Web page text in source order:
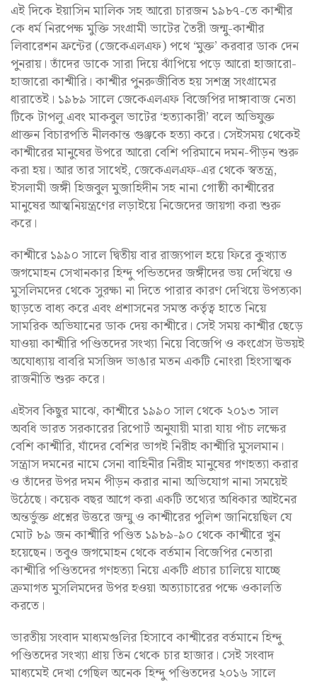
এই দিকে ইয়াসিন মালিক সহ আরো চারজন ১৯৮৭-তে কাশ্মীর
কে ধর্ম নিরপেক্ষ মুক্তি সংগ্রামী ভাটের তৈরী জন্মু-কাশ্মীর
লিবারেশন ফ্রন্টের (জেকেএলএফ) পথে ‘মুক্ত’ করবার ডাক দেন
পুনরায়। তাঁদের ডাকে সারা দিয়ে ঝাঁপিয়ে পড়ে আরো হাজারো-
হাজারো কাশ্মীরি। কাশ্মীর পুনরুজীবিত হয় সশস্ত্র সংগ্রামের
ধারাতেই। ১৯৮৯ সালে জেকেএলএফ বিজেপির দাঙ্গাবাজ নেতা
টিকে টাপলু এবং মাকবুল ভাটের ‘হত্যাকারী’ বলে অভিযুক্ত
প্রাক্তন বিচারপতি নীলকান্ত গুঞ্জকে হত্যা করে। সেইসময় থেকেই
কাশ্মীরের মানুষের উপরে আরো বেশি পরিমানে দমন-পীড়ন শুরু
করা হয়। আর তার সাথেই, জেকেএলএফ-এর থেকে স্বতন্ত্র,
ইসলামী জঙ্গী হিজবুল মুজাহিদীন সহ নানা গোষ্ঠী কাশ্মীরের
মানুষের আত্মনিয়ন্ত্রণের লড়াইয়ে নিজেদের জায়গা করা শুরু
করে।
কাশ্মীরে ১৯৯০ সালে দ্বিতীয় বার রাজ্যপাল হয়ে ফিরে কুখ্যাত
জগমোহন সেখানকার হিন্দু পন্ডিতদের জঙ্গীদের ভয় দেখিয়ে ও
মুসলিমদের থেকে সুরক্ষা না দিতে পারার কারণ দেখিয়ে উপত্যকা
ছাড়তে বাধ্য করে এবং প্রশাসনের সমস্ত কর্তৃত্ব হাতে নিয়ে
সামরিক অভিযানের ডাক দেয় কাশ্মীরে। সেই সময় কাশ্মীর ছেড়ে
যাওয়া কাশ্মীরি পণ্ডিতদের সংখ্যা নিয়ে বিজেপি ও কংগ্রেস উভয়ই
অযোধ্যায় বাবরি মসজিদ ভাঙার মতন একটি নোংরা হিংসাত্মক
রাজনীতি শুরু করে।
এইসব কিছুর মাঝে, কাশ্মীরে ১৯৯০ সাল থেকে ২০১৩ সাল
অবধি ভারত সরকারের রিপোর্ট অনুযায়ী মারা যায় পাঁচ লক্ষের
বেশি কাশ্মীরি, যাঁদের বেশির ভাগই নিরীহ কাশ্মীরি মুসলমান।
সন্ত্রাস দমনের নামে সেনা বাহিনীর নিরীহ মানুষের গণহত্যা করার
ও তাঁদের উপর দমন পীড়ন করার নানা অভিযোগ নানা সময়েই
উঠেছে। কয়েক বছর আগে করা একটি তথ্যের অধিকার আইনের
অন্তর্ভুক্ত প্রশ্নের উত্তরে জম্মু ও কাশ্মীরের পুলিশ জানিয়েছিল যে
মোট ৮৯ জন কাশ্মীরি পণ্ডিত ১৯৮৯-৯০ থেকে কাশ্মীরে খুন
হয়েছেন। তবুও জগমোহন থেকে বর্তমান বিজেপির নেতারা
কাশ্মীরি পণ্ডিতদের গণহত্যা নিয়ে একটি প্রচার চালিয়ে যাচ্ছে
ক্রমাগত মুসলিমদের উপর হওয়া অত্যাচারের পক্ষে ওকালতি
করতে।
ভারতীয় সংবাদ মাধ্যমগুলির হিসাবে কাশ্মীরের বর্তমানে হিন্দু
পণ্ডিতদের সংখ্যা প্রায় তিন থেকে চার হাজার। সেই সংবাদ
মাধ্যমেই দেখা গেছিল অনেক হিন্দু পণ্ডিতদের ২০১৬ সালে